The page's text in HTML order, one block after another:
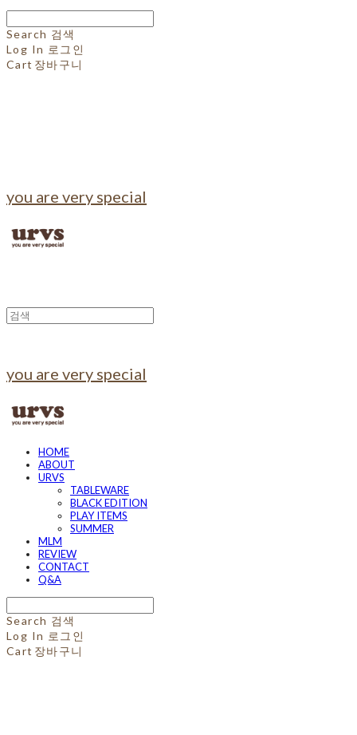
Search 검색
Log In 로그인
Cart 장바구니
you are very special
you are very special
HOME
ABOUT
URVS
TABLEWARE
BLACK EDITION
PLAY ITEMS
SUMMER
MLM
REVIEW
CONTACT
Q&A
Search 검색
Log In 로그인
Cart 장바구니